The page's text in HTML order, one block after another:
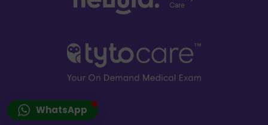
WhatsApp